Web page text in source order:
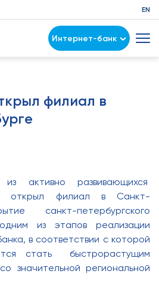
EN
Интернет-банк
филиал в
активно развивающихся
открыл филиал в Санкт-
санкт-петербургского
из этапов реализации
в соответствии с которой
стать быстрорастущим
значительной региональной